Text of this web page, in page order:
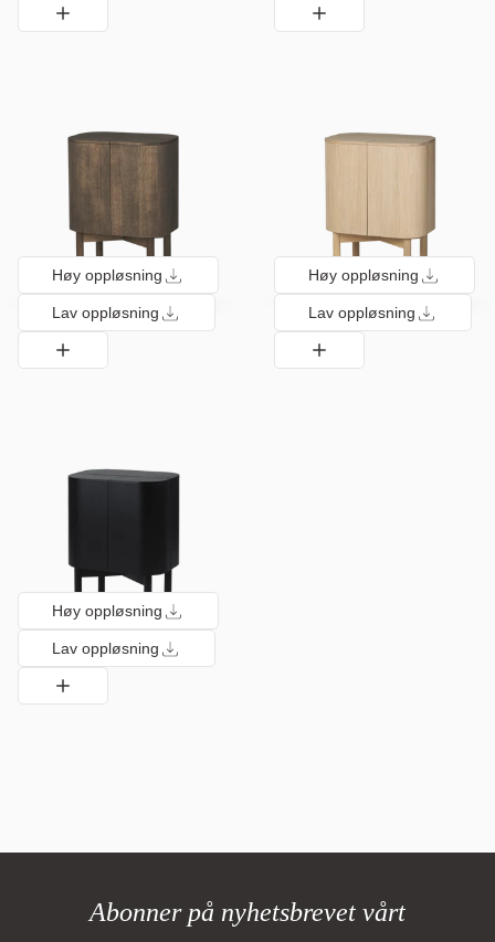
Høy oppløsning
Lav oppløsning
Høy oppløsning
Lav oppløsning
Høy oppløsning
Lav oppløsning
Abonner på nyhetsbrevet vårt